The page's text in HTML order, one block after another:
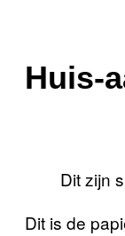
Huis-
Dit zijn
Dit is de